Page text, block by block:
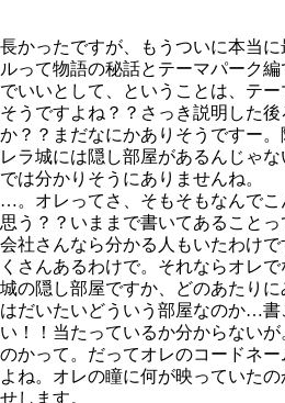
長かったですが、もうついに本当
ルって物語の秘話とテーマパーク
でいいとして、ということは、テ
そうですよね？？さっき説明した
か？？まだなにかありそうですー
レラ城には隠し部屋があるんじゃ
では分かりそうにありませんね。
…。オレってさ、そもそもなんでこ
思う？？いままで書いてあること
会社さんなら分かる人もいたわけ
くさんあるわけで。それならオレ
城の隠し部屋ですか、どのあたり
はだいたいどういう部屋なのか…
い！！当たっているか分からない
のかって。だってオレのコードネ
よね。オレの瞳に何が映っていた
せします。